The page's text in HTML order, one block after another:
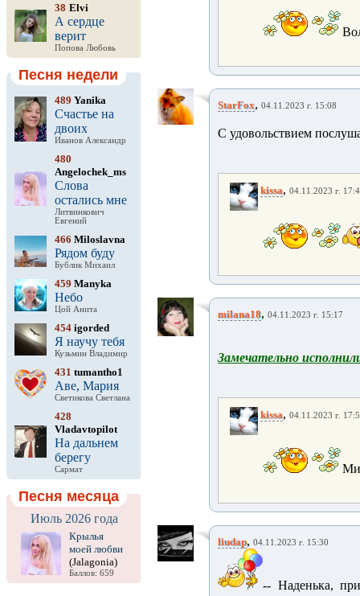
38 Elvi
А сердце
верит
Попова Любовь
Песня недели
489 Yanika
Счастье на
двоих
Иванов Александр
480
Angelochek_ms
Слова
остались мне
Литвинкович
Евгений
466 Miloslavna
Рядом буду
Бублик Михаил
459 Manyka
Небо
Цой Анита
454 igorded
Я научу тебя
Кузьмин Владимир
431 tumantho1
Аве, Мария
Светикова Светлана
428
Vladavtopilot
На дальнем
берегу
Сармат
Песня месяца
Июль 2026 года
Крылья
моей любви
(Jalagonia)
Баллов: 659
StarFox, 04.11.2023 г. 15:08
С удовольствием
kissa, 04.11.2023 г.
milana18, 04.11.2023 г. 15:17
Замечательно
kissa, 04.11.2023 г.
liudap, 04.11.2023 г. 15:30
-- Наденька,